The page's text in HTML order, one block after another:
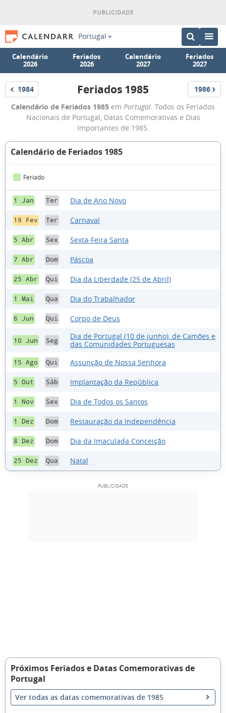
Portugal
Calendário
2026
Feriados
2026
Calendário
2027
Feriados
2027
Feriados
1984
Feriados
1985
Feriados 1985 Feriados
1986
Calendário de Feriados 1985 em Portugal. Todos os Feriados
Nacionais de Portugal, Datas Comemorativas e Dias
Importantes de 1985.
Calendário de Feriados 1985
Feriado
1 Jan Ter Dia de Ano Novo
19 Fev Ter Carnaval
5 Abr Sex Sexta-Feira Santa
7 Abr Dom Páscoa
25 Abr Qui Dia da Liberdade (25 de Abril)
1 Mai Qua Dia do Trabalhador
6 Jun Qui Corpo de Deus
10 Jun Seg
Dia de Portugal (10 de junho), de Camões e
das Comunidades Portuguesas
15 Ago Qui Assunção de Nossa Senhora
5 Out Sáb Implantação da República
1 Nov Sex Dia de Todos os Santos
1 Dez Dom Restauração da Independência
8 Dez Dom Dia da Imaculada Conceição
25 Dez Qua Natal
Próximos Feriados e Datas Comemorativas de
Portugal
Ver todas as datas comemorativas de 1985